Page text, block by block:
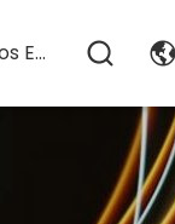
Éntrenos En Contacto Con